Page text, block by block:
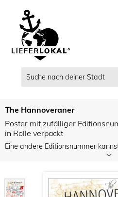
The Hannoveraner
Poster mit zufälliger
in Rolle verpackt
Eine andere Editionsnummer